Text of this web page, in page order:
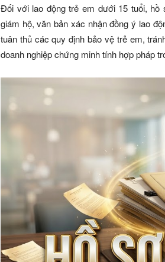
Đối với lao động trẻ em dưới 15 tuổi,
giám hộ, văn bản xác nhận đồng ý lao
tuân thủ các quy định bảo vệ trẻ em,
doanh nghiệp chứng minh tính hợp pháp